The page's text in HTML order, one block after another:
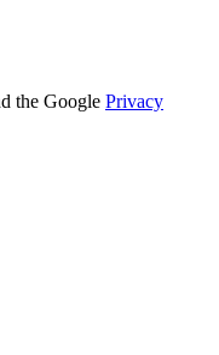
the Google Privacy